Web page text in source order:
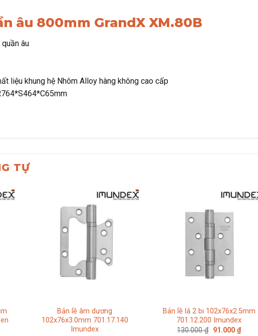
âu 800mm GrandX XM.80B
âu
liệu khung hệ Nhôm Alloy hàng không cao cấp
TỰ
Bản lề âm dương
102x76x3.0mm 701.17.140
Imundex
Bản lề lá 2 bi 102x76x2.5mm
701.12.200 Imundex
130.000₫ Giá
91.000 ₫Giá